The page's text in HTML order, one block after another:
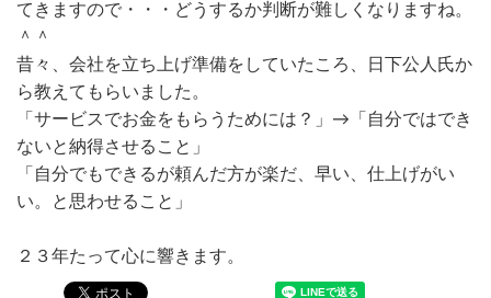
てきますので・・・どうするか判断が難しくなりますね。
＾＾
昔々、会社を立ち上げ準備をしていたころ、日下公人氏か
ら教えてもらいました。
「サービスでお金をもらうためには？」→「自分ではでき
ないと納得させること」
「自分でもできるが頼んだ方が楽だ、早い、仕上げがい
い。と思わせること」
２３年たって心に響きます。